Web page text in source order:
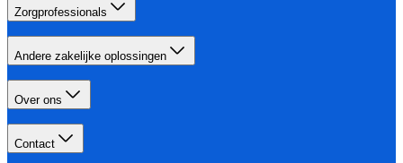
Zorgprofessionals
Andere zakelijke oplossingen
Over ons
Contact